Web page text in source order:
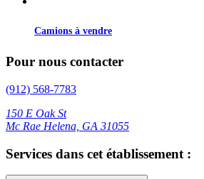
Camions à vendre
Pour nous contacter
(912) 568-7783
150 E Oak St
Mc Rae Helena, GA 31055
Services dans cet établissement :